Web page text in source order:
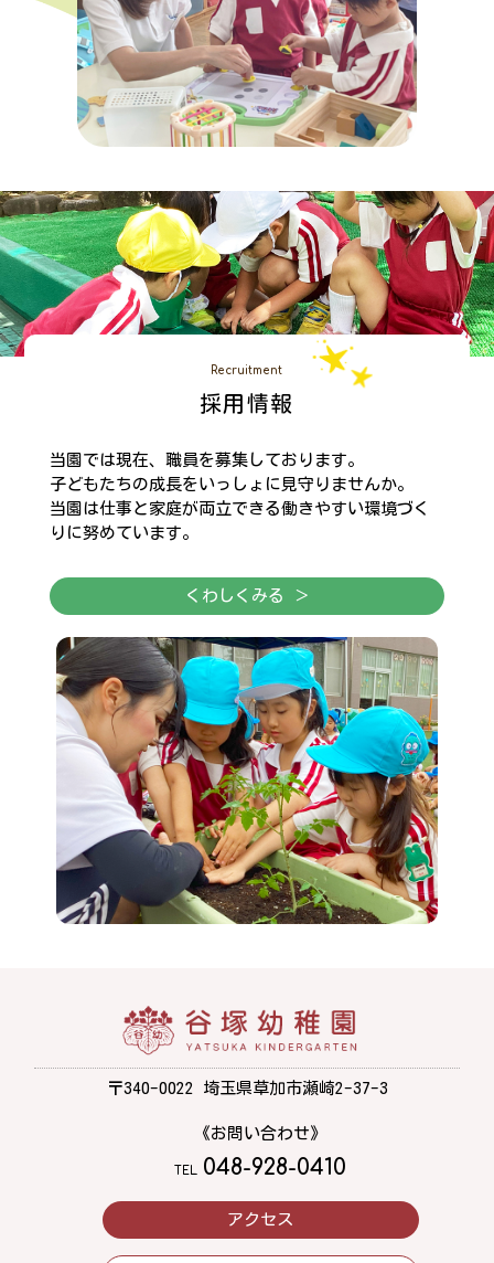
Recruitment
採用情報
当園では現在、職員を募集しております。
子どもたちの成長をいっしょに見守りませんか。
当園は仕事と家庭が両立できる働きやすい環境づく
りに努めています。
くわしくみる ＞
〒340-0022 埼玉県草加市瀬崎2-37-3
《お問い合わせ》
TEL. 048-928-0410
アクセス